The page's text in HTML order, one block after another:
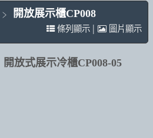
開放展示櫃CP008
條列顯示 | 圖片顯示
開放式展示冷櫃CP008-05